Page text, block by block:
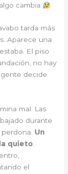
cambia
tarda más
Aparece una
El piso
no hay
decide
mal. Las
durante
Un
quieto
el